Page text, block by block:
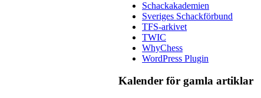
Schackakademien
Sveriges Schackförbund
TFS-arkivet
TWIC
WhyChess
WordPress Plugin
Kalender för gamla artiklar